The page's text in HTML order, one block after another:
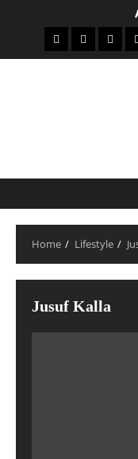
Home Lifestyle
Jusuf Kalla